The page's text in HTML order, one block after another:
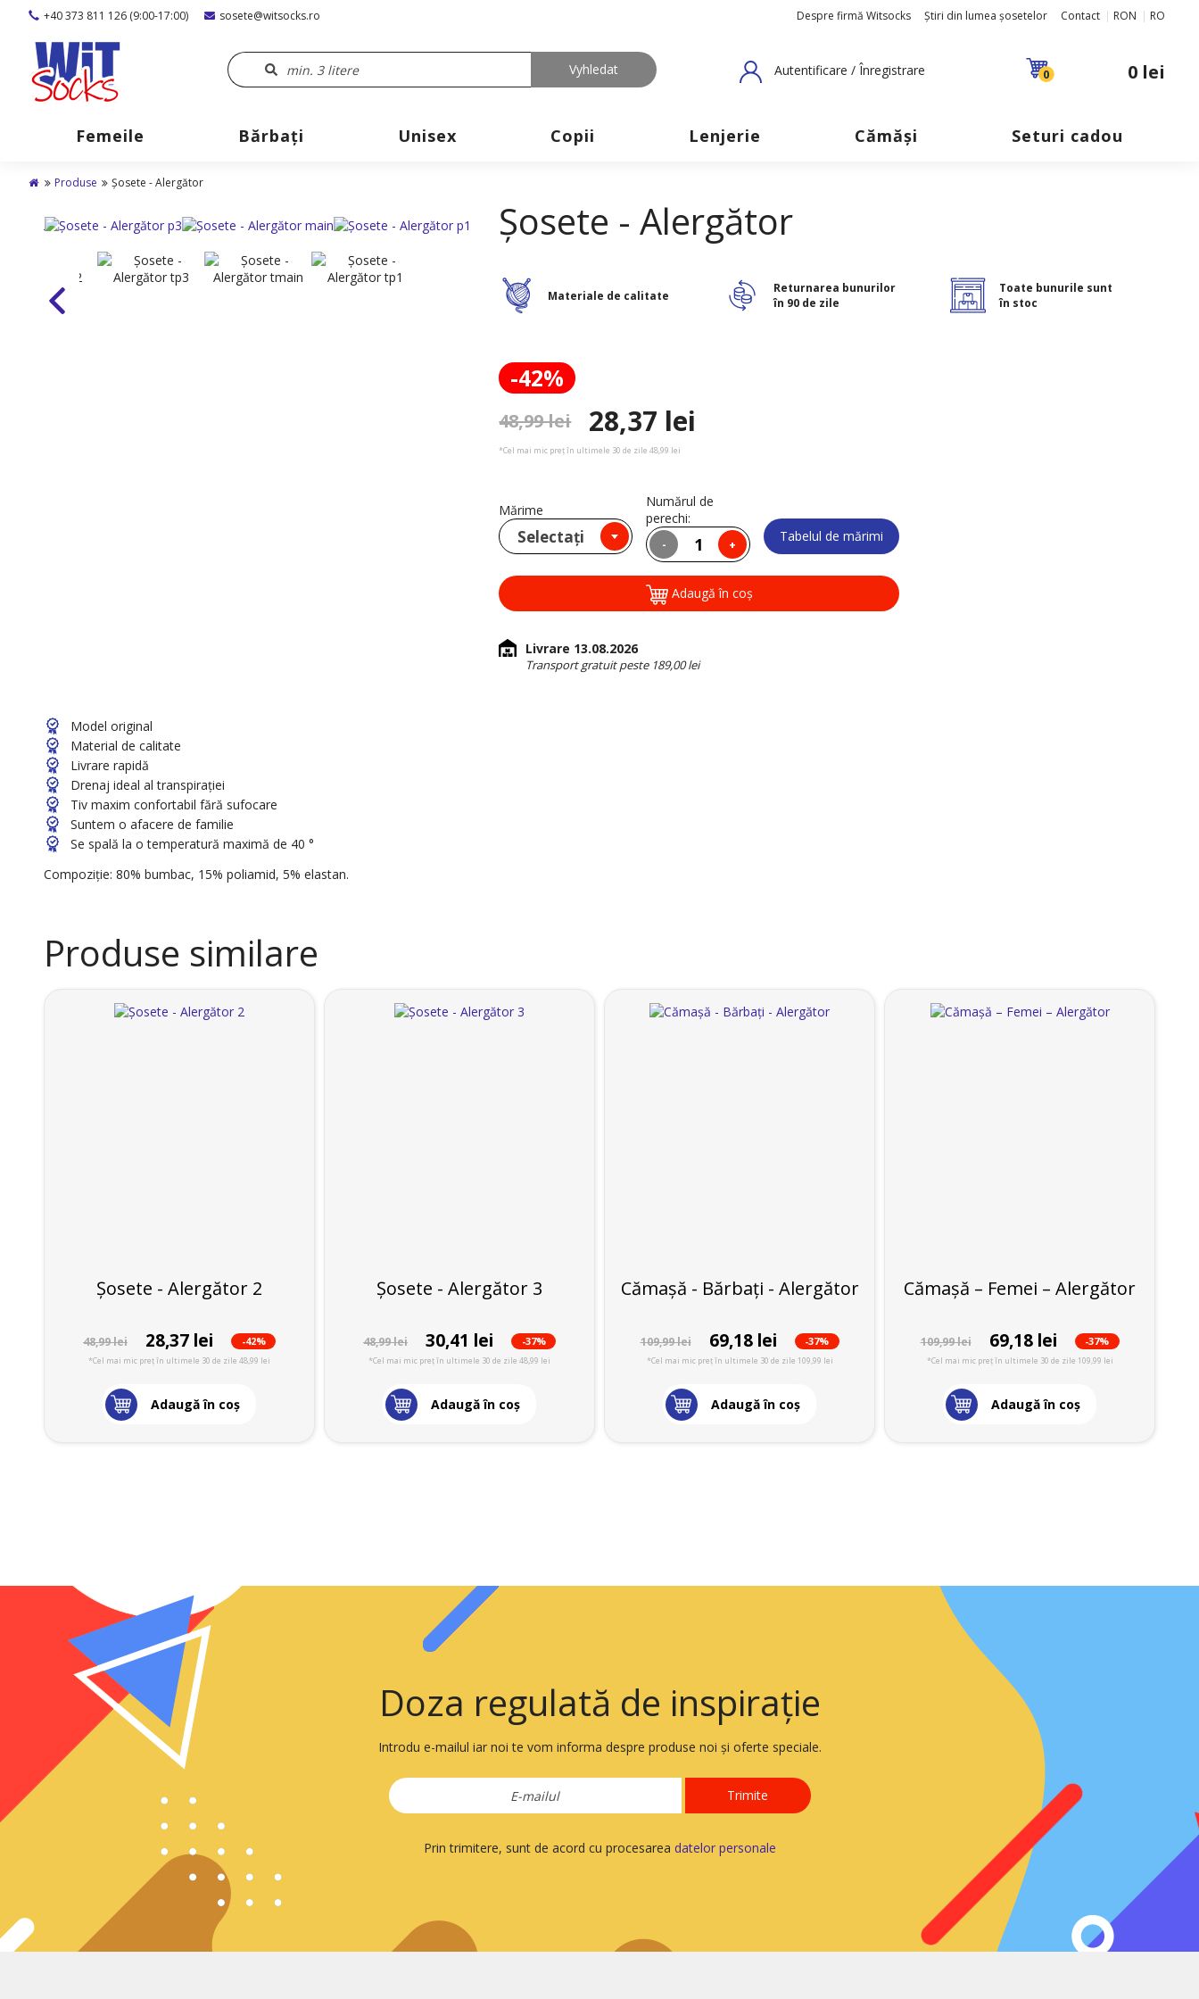
+40 373 811 126 (9:00-17:00) sosete@witsocks.ro Despre firmă Witsocks Știri din lumea șosetelor Contact RON RO
Autentificare / Înregistrare 0 0 lei
Femeile Bărbaţi Unisex Copii Lenjerie Cămăși Seturi cadou
Produse Șosete - Alergător
Șosete - Alergător
Materiale de calitate
Returnarea bunurilor
în 90 de zile
Toate bunurile sunt
în stoc
-42%
48,99 lei 28,37 lei
*Cel mai mic preț în ultimele 30 de zile 48,99 lei
Mărime
Selectați
Numărul de
perechi:
- +
Tabelul de mărimi
Adaugă în coş
Livrare 13.08.2026
Transport gratuit peste 189,00 lei
Model original
Material de calitate
Livrare rapidă
Drenaj ideal al transpirației
Tiv maxim confortabil fără sufocare
Suntem o afacere de familie
Se spală la o temperatură maximă de 40 °
Compoziție: 80% bumbac, 15% poliamid, 5% elastan.
Produse similare
Șosete - Alergător 2
48,99 lei 28,37 lei -42%
*Cel mai mic preț în ultimele 30 de zile 48,99 lei
Adaugă în coş
Șosete - Alergător 3
48,99 lei 30,41 lei -37%
*Cel mai mic preț în ultimele 30 de zile 48,99 lei
Adaugă în coş
Cămașă - Bărbați - Alergător
109,99 lei 69,18 lei -37%
*Cel mai mic preț în ultimele 30 de zile 109,99 lei
Adaugă în coş
Cămașă – Femei – Alergător
109,99 lei 69,18 lei -37%
*Cel mai mic preț în ultimele 30 de zile 109,99 lei
Adaugă în coş
Doza regulată de inspirație
Introdu e-mailul iar noi te vom informa despre produse noi și oferte speciale.
Trimite
Prin trimitere, sunt de acord cu procesarea datelor personale